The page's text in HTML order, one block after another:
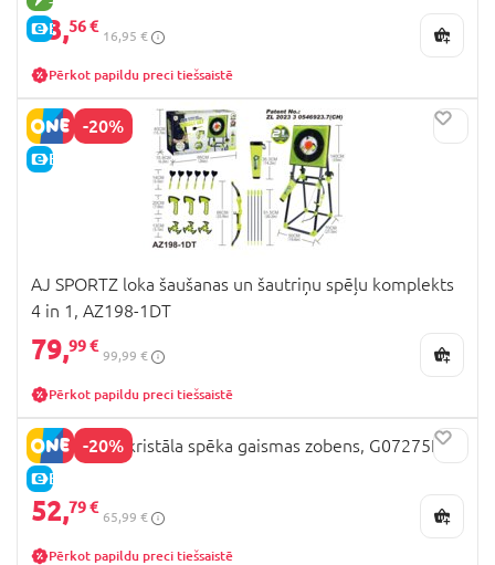
E-CENA
13,56 €
16,95 €
Pērkot papildu preci tiešsaistē
-20%
E-CENA
AJ SPORTZ loka šaušanas un šautriņu spēļu komplekts
4 in 1, AZ198-1DT
79,99 €
99,99 €
Pērkot papildu preci tiešsaistē
-20%
E-CENA
STAR WARS kristāla spēka gaismas zobens, G07275L0
52,79 €
65,99 €
Pērkot papildu preci tiešsaistē